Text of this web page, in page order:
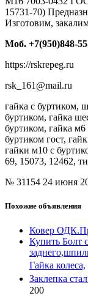
15731-70)
Изготовим,
Моб. +7(950)848-
https://
rsk_161@mail.ru
гайка с буртиком,
буртиком, гайка
буртиком, гайка
буртиком гост,
гайки м10 с
69, 15073, 12462,
№ 31154 24 июня
Похожие объявления
Ковер
Купить Болт
Гайка колеса,
Заклепка
200